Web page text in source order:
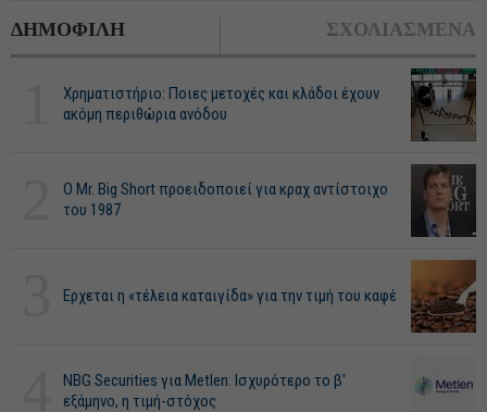
ΔΗΜΟΦΙΛΗ ΣΧΟΛΙΑΣΜΕΝΑ
Χρηματιστήριο: Ποιες μετοχές και κλάδοι έχουν
ακόμη περιθώρια ανόδου
O Mr. Big Short προειδοποιεί για κραχ αντίστοιχο
του 1987
Ερχεται η «τέλεια καταιγίδα» για την τιμή του καφέ
NBG Securities για Metlen: Ισχυρότερο το β'
εξάμηνο, η τιμή-στόχος